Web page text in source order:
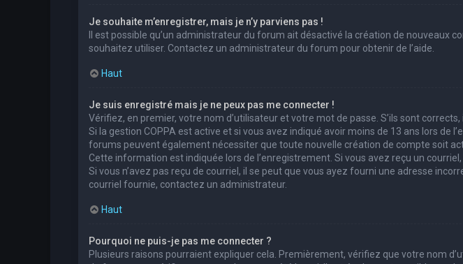
Je souhaite m’enregistrer, mais je n’y parviens pas !
Il est possible qu’un administrateur du forum ait désactivé la création de nouveaux
souhaitez utiliser. Contactez un administrateur du forum pour obtenir de l’aide.
Haut
Je suis enregistré mais je ne peux pas me connecter !
Vérifiez, en premier, votre nom d’utilisateur et votre mot de passe. S’ils sont corrects,
Si la gestion COPPA est active et si vous avez indiqué avoir moins de 13 ans lors
forums peuvent également nécessiter que toute nouvelle création de compte soit
Cette information est indiquée lors de l’enregistrement. Si vous avez reçu un
Si vous n’avez pas reçu de courriel, il se peut que vous ayez fourni une adresse
courriel fournie, contactez un administrateur.
Haut
Pourquoi ne puis-je pas me connecter ?
Plusieurs raisons pourraient expliquer cela. Premièrement, vérifiez que votre nom